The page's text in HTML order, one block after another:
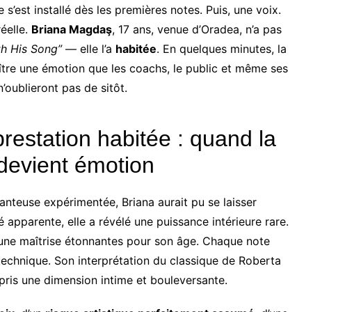
s’est installé dès les premières notes. Puis, une voix.
Briana Magdaş, 17 ans, venue d’Oradea, n’a pas
His Song”— elle l’a habitée. En quelques minutes, la
une émotion que les coachs, le public et même ses
pas de sitôt.
habitée : quand la
émotion
expérimentée, Briana aurait pu se laisser
elle a révélé une puissance intérieure rare.
maîtrise étonnantes pour son âge. Chaque note
Son interprétation du classique de Roberta
une dimension intime et bouleversante.